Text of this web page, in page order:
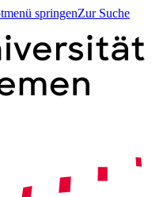
springenZur Suche